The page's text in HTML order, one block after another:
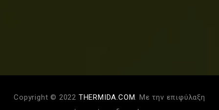
Copyright © 2022 THERMIDA.COM. Με την επιφύλαξη